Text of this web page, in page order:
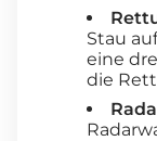
Stau
eine
die